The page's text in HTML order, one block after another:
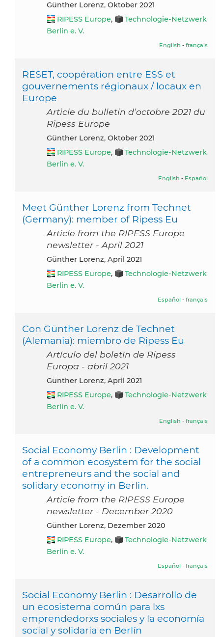
Günther Lorenz, Oktober 2021
RIPESS Europe,
Technologie-Netzwerk
Berlin e. V.
English - français
RESET, coopération entre ESS et
gouvernements régionaux / locaux en
Europe
Article du bulletin d’octobre 2021 du
Ripess Europe
Günther Lorenz, Oktober 2021
RIPESS Europe,
Technologie-Netzwerk
Berlin e. V.
English - Español
Meet Günther Lorenz from Technet
(Germany): member of Ripess Eu
Article from the RIPESS Europe
newsletter - April 2021
Günther Lorenz, April 2021
RIPESS Europe,
Technologie-Netzwerk
Berlin e. V.
Español - français
Con Günther Lorenz de Technet
(Alemania): miembro de Ripess Eu
Artículo del boletín de Ripess
Europa - abril 2021
Günther Lorenz, April 2021
RIPESS Europe,
Technologie-Netzwerk
Berlin e. V.
English - français
Social Economy Berlin : Development
of a common ecosystem for the social
entrepreneurs and the social and
solidary economy in Berlin.
Article from the RIPESS Europe
newsletter - December 2020
Günther Lorenz, Dezember 2020
RIPESS Europe,
Technologie-Netzwerk
Berlin e. V.
Español - français
Social Economy Berlin : Desarrollo de
un ecosistema común para lxs
emprendedorxs sociales y la economía
social y solidaria en Berlín